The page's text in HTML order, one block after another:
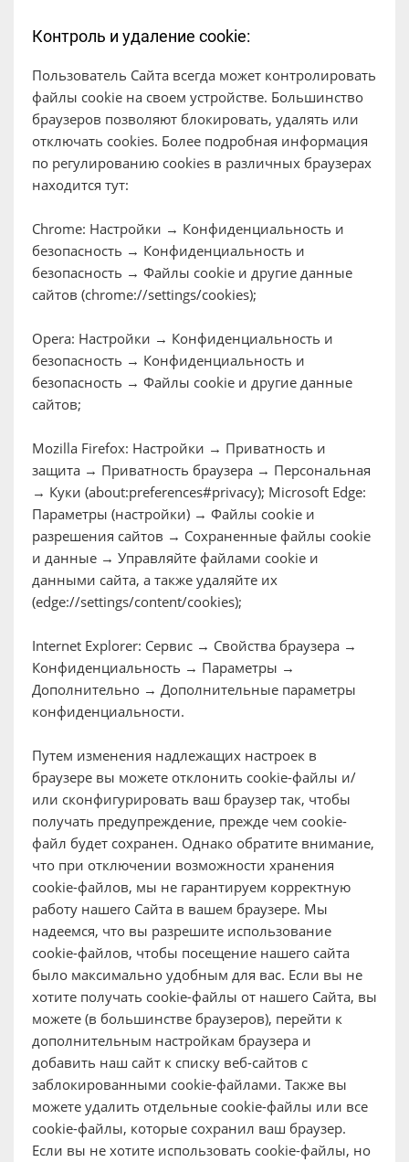
Контроль и удаление cookie:
Пользователь Сайта всегда может контролировать
файлы cookie на своем устройстве. Большинство
браузеров позволяют блокировать, удалять или
отключать cookies. Более подробная информация
по регулированию cookies в различных браузерах
находится тут:
Chrome: Настройки → Конфиденциальность и
безопасность → Конфиденциальность и
безопасность → Файлы cookie и другие данные
сайтов (chrome://settings/cookies);
Opera: Настройки → Конфиденциальность и
безопасность → Конфиденциальность и
безопасность → Файлы cookie и другие данные
сайтов;
Mozilla Firefox: Настройки → Приватность и
защита → Приватность браузера → Персональная
→ Куки (about:preferences#privacy); Microsoft Edge:
Параметры (настройки) → Файлы cookie и
разрешения сайтов → Сохраненные файлы cookie
и данные → Управляйте файлами cookie и
данными сайта, а также удаляйте их
(edge://settings/content/cookies);
Internet Explorer: Сервис → Свойства браузера →
Конфиденциальность → Параметры →
Дополнительно → Дополнительные параметры
конфиденциальности.
Путем изменения надлежащих настроек в
браузере вы можете отклонить cookie-файлы и/
или сконфигурировать ваш браузер так, чтобы
получать предупреждение, прежде чем cookie-
файл будет сохранен. Однако обратите внимание,
что при отключении возможности хранения
cookie-файлов, мы не гарантируем корректную
работу нашего Сайта в вашем браузере. Мы
надеемся, что вы разрешите использование
cookie-файлов, чтобы посещение нашего сайта
было максимально удобным для вас. Если вы не
хотите получать cookie-файлы от нашего Сайта, вы
можете (в большинстве браузеров), перейти к
дополнительным настройкам браузера и
добавить наш сайт к списку веб-сайтов с
заблокированными cookie-файлами. Также вы
можете удалить отдельные cookie-файлы или все
cookie-файлы, которые сохранил ваш браузер.
Если вы не хотите использовать cookie-файлы, но